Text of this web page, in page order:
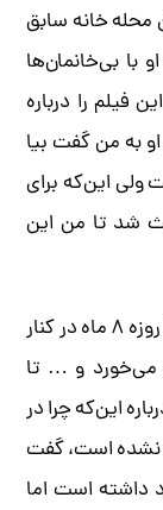
محله خانه سابق
با بی‌خانمان‌ها
فیلم را درباره
به من گفت بیا
ولی این‌که برای
شد تا من این
به گفته مظاهری، او برای ساختن این فیلم ۱۴ روزه ۸ ماه در کنار
می‌خورد و … تا
این‌که چرا در
نشده است، گفت
داشته است اما